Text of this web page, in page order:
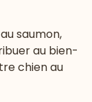
saumon,
au bien-
chien au